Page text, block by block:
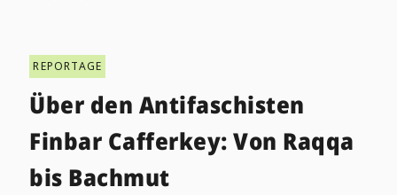
REPORTAGE
Über den Antifaschisten
Finbar Cafferkey: Von Raqqa
bis Bachmut